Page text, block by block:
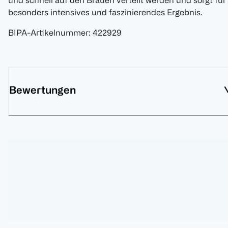
besonders intensives und faszinierendes Ergebnis.
BIPA-Artikelnummer: 422929
Bewertungen